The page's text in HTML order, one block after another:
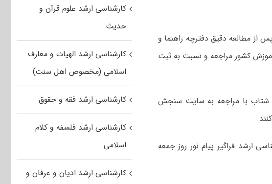
از مطالعه دقیق دفترچه راهنما و
کشور مراجعه و نسبت به ثبت
شتاب با مراجعه به سایت سنجش
ارشد فراگیر پیام نور روز جمعه
کارشناسی ارشد علوم قرآن و
حدیث
کارشناسی ارشد الهیات و معارف
اسلامی (مخصوص اهل سنت)
کارشناسی ارشد فقه و حقوق
کارشناسی ارشد فلسفه و کلام
اسلامی
کارشناسی ارشد ادیان و عرفان و